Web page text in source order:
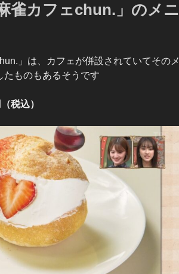
雀カフェchun.」のメニ
」は、カフェが併設されていてそのメ
たものもあるそうです
税込）